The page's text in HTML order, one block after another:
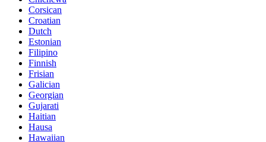
Corsican
Croatian
Dutch
Estonian
Filipino
Finnish
Frisian
Galician
Georgian
Gujarati
Haitian
Hausa
Hawaiian